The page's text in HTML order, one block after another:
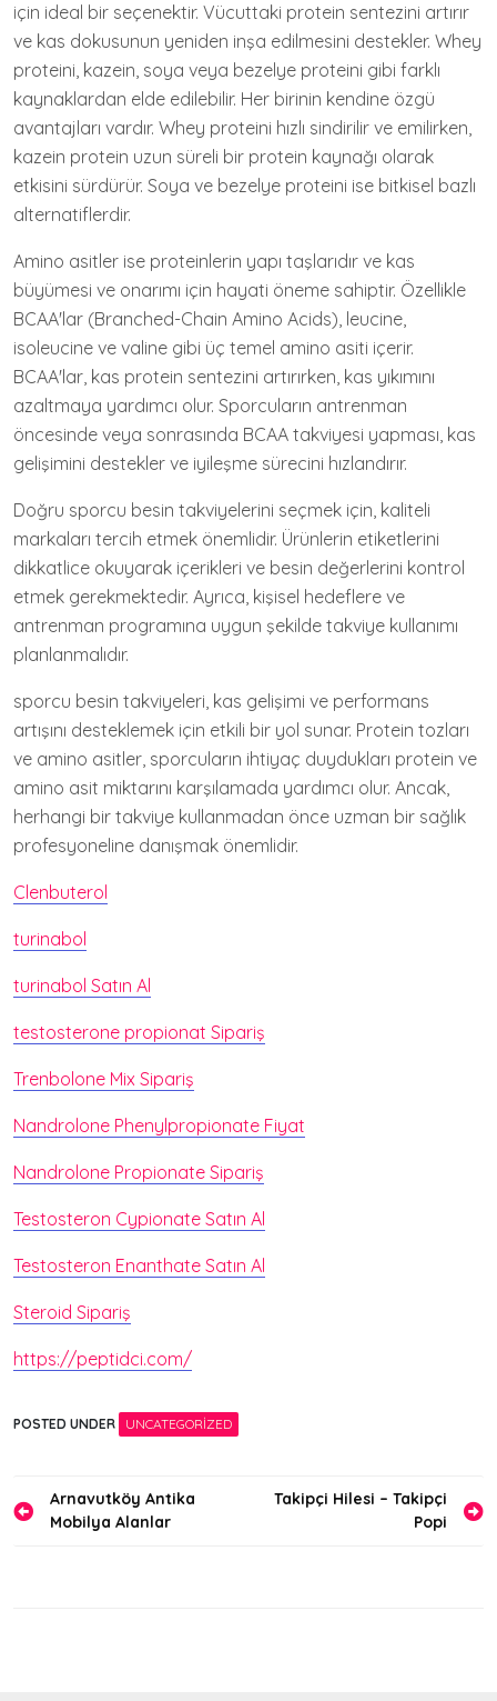
için ideal bir seçenektir. Vücuttaki protein sentezini artırır
ve kas dokusunun yeniden inşa edilmesini destekler. Whey
proteini, kazein, soya veya bezelye proteini gibi farklı
kaynaklardan elde edilebilir. Her birinin kendine özgü
avantajları vardır. Whey proteini hızlı sindirilir ve emilirken,
kazein protein uzun süreli bir protein kaynağı olarak
etkisini sürdürür. Soya ve bezelye proteini ise bitkisel bazlı
alternatiflerdir.
Amino asitler ise proteinlerin yapı taşlarıdır ve kas
büyümesi ve onarımı için hayati öneme sahiptir. Özellikle
BCAA'lar (Branched-Chain Amino Acids), leucine,
isoleucine ve valine gibi üç temel amino asiti içerir.
BCAA'lar, kas protein sentezini artırırken, kas yıkımını
azaltmaya yardımcı olur. Sporcuların antrenman
öncesinde veya sonrasında BCAA takviyesi yapması, kas
gelişimini destekler ve iyileşme sürecini hızlandırır.
Doğru sporcu besin takviyelerini seçmek için, kaliteli
markaları tercih etmek önemlidir. Ürünlerin etiketlerini
dikkatlice okuyarak içerikleri ve besin değerlerini kontrol
etmek gerekmektedir. Ayrıca, kişisel hedeflere ve
antrenman programına uygun şekilde takviye kullanımı
planlanmalıdır.
sporcu besin takviyeleri, kas gelişimi ve performans
artışını desteklemek için etkili bir yol sunar. Protein tozları
ve amino asitler, sporcuların ihtiyaç duydukları protein ve
amino asit miktarını karşılamada yardımcı olur. Ancak,
herhangi bir takviye kullanmadan önce uzman bir sağlık
profesyoneline danışmak önemlidir.
Clenbuterol
turinabol
turinabol Satın Al
testosterone propionat Sipariş
Trenbolone Mix Sipariş
Nandrolone Phenylpropionate Fiyat
Nandrolone Propionate Sipariş
Testosteron Cypionate Satın Al
Testosteron Enanthate Satın Al
Steroid Sipariş
https://peptidci.com/
POSTED UNDER UNCATEGORIZED
Yazı
gezinmesi
Arnavutköy Antika
Mobilya Alanlar
Takipçi Hilesi – Takipçi
Popi